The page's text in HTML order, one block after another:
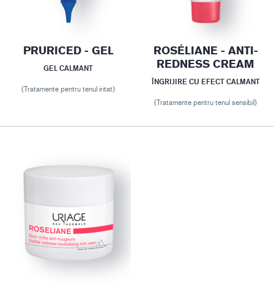
PRURICED - GEL
GEL CALMANT
(Tratamente pentru tenul iritat)
ROSÉLIANE - ANTI-
REDNESS CREAM
ÎNGRIJIRE CU EFECT CALMANT
(Tratamente pentru tenul sensibil)